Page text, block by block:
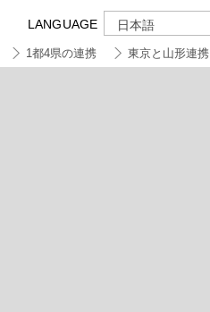
LANGUAGE 日本語
1都4県の連携 東京と山形連携